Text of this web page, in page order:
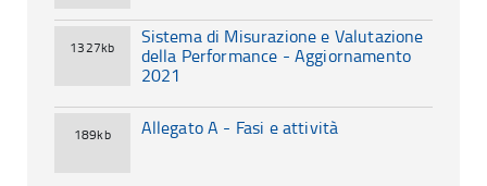
1327kb
Sistema di Misurazione e Valutazione
della Performance - Aggiornamento
2021
189kb Allegato A - Fasi e attività